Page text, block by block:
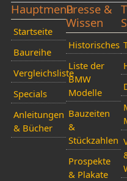
Hauptmenü
Startseite
Baureihe
Vergleichsliste
Specials
Anleitungen
& Bücher
Presse &
Wissen
Historisches
Liste der
BMW
Modelle
Bauzeiten
&
Stückzahlen
Prospekte
& Plakate